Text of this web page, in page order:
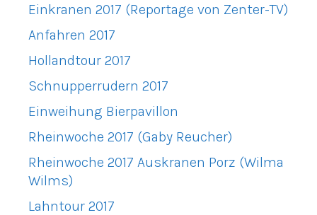
Einkranen 2017 (Reportage von Zenter-TV)
Anfahren 2017
Hollandtour 2017
Schnupperrudern 2017
Einweihung Bierpavillon
Rheinwoche 2017 (Gaby Reucher)
Rheinwoche 2017 Auskranen Porz (Wilma
Wilms)
Lahntour 2017